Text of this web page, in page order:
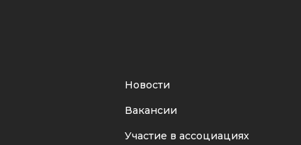
Новости
Вакансии
Участие в ассоциациях